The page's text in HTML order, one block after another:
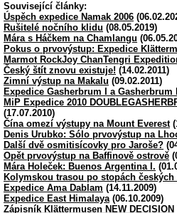
Související články:
Úspěch expedice Namak 2006
Rušitelé nočního klidu (08.05.2019)
Mára s Háčkem na Chamlangu
Pokus o prvovýstup: Expedice
Marmot RockJoy ChanTengri
Český štít znovu existuje! (14.02.2011)
Zimní výstup na Makalu (09.02.2011)
Expedice Gasherbrum I a Gasherbrum
MiP Expedice 2010
(17.07.2010)
Čína omezí výstupy na Mount Everest
Denis Urubko: Sólo prvovýstup na
Další dvě osmitisícovky pro Jaroše?
Opět prvovýstup na Baffinově ostrově
Mára Holeček: Buenos Argentina I.
Kolymskou trasou po stopách českých
Expedice Ama Dablam (14.11.2009)
Expedice East Himalaya(06.10.2009)
Zápisník Klättermusen NEW DECISION